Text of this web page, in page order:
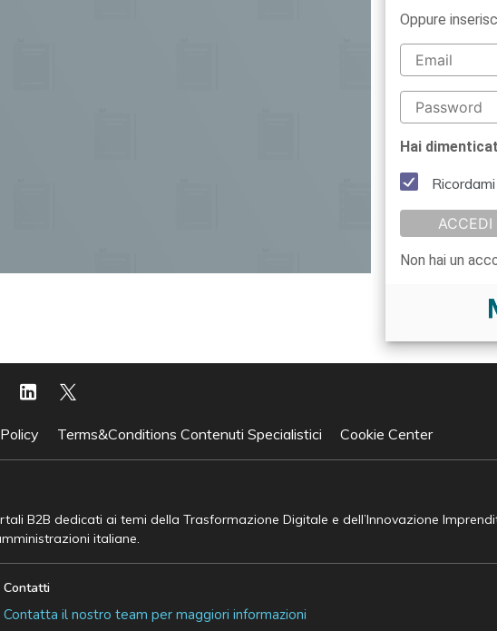
Oppure
Hai
Ricordami
ACCEDI
Non hai un
Terms&Conditions Contenuti Specialistici Cookie Center
B2B dedicati ai temi della Trasformazione Digitale e dell’Innovazione
italiane.
Contatti
Contatta il nostro team per maggiori informazioni